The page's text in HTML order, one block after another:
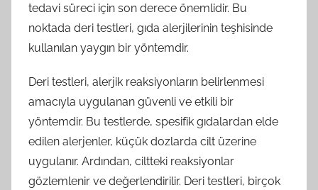
tedavi süreci için son derece önemlidir. Bu
noktada deri testleri, gıda alerjilerinin teşhisinde
kullanılan yaygın bir yöntemdir.
Deri testleri, alerjik reaksiyonların belirlenmesi
amacıyla uygulanan güvenli ve etkili bir
yöntemdir. Bu testlerde, spesifik gıdalardan elde
edilen alerjenler, küçük dozlarda cilt üzerine
uygulanır. Ardından, ciltteki reaksiyonlar
gözlemlenir ve değerlendirilir. Deri testleri, birçok